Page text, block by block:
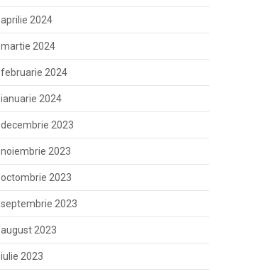
aprilie 2024
martie 2024
februarie 2024
ianuarie 2024
decembrie 2023
noiembrie 2023
octombrie 2023
septembrie 2023
august 2023
iulie 2023